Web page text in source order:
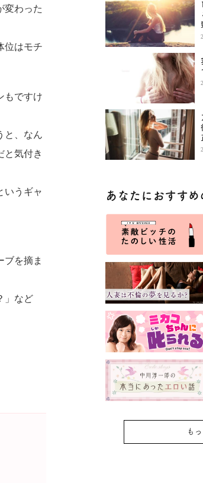
変わった
位はモチ
もですけ
と、なん
と気付き
いうギャ
ブを摘ま
」など
あなたにおすすめ
も